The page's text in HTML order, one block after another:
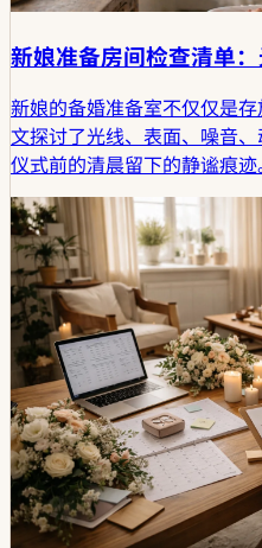
新娘准备房间检查清单
新娘的备婚准备室不仅仅是
文探讨了光线、表面、噪音
仪式前的清晨留下的静谧痕迹